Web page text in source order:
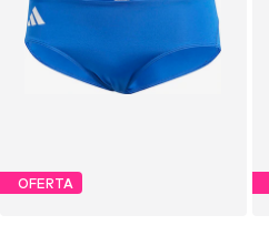
OFERTA